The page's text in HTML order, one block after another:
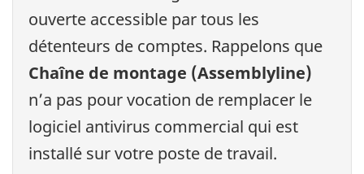
ouverte accessible par tous les
détenteurs de comptes. Rappelons que
Chaîne de montage (Assemblyline)
n’a pas pour vocation de remplacer le
logiciel antivirus commercial qui est
installé sur votre poste de travail.